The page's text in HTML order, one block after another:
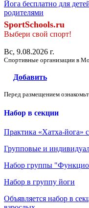
Йога бесплатно для
родителями
SportSchools.ru
Выбери свой спорт!
Вс, 9.08.2026 г.
Спортивные организации в
Добавить
Перед размещением
Набор в секции
Практика «Хатха-йога»
Групповые и
Набор группы
Набор в группу йоги
Объявляется набор в